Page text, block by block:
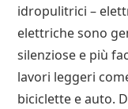
idropulitrici –
elettriche sono
silenziose e più
lavori leggeri
biciclette e auto.